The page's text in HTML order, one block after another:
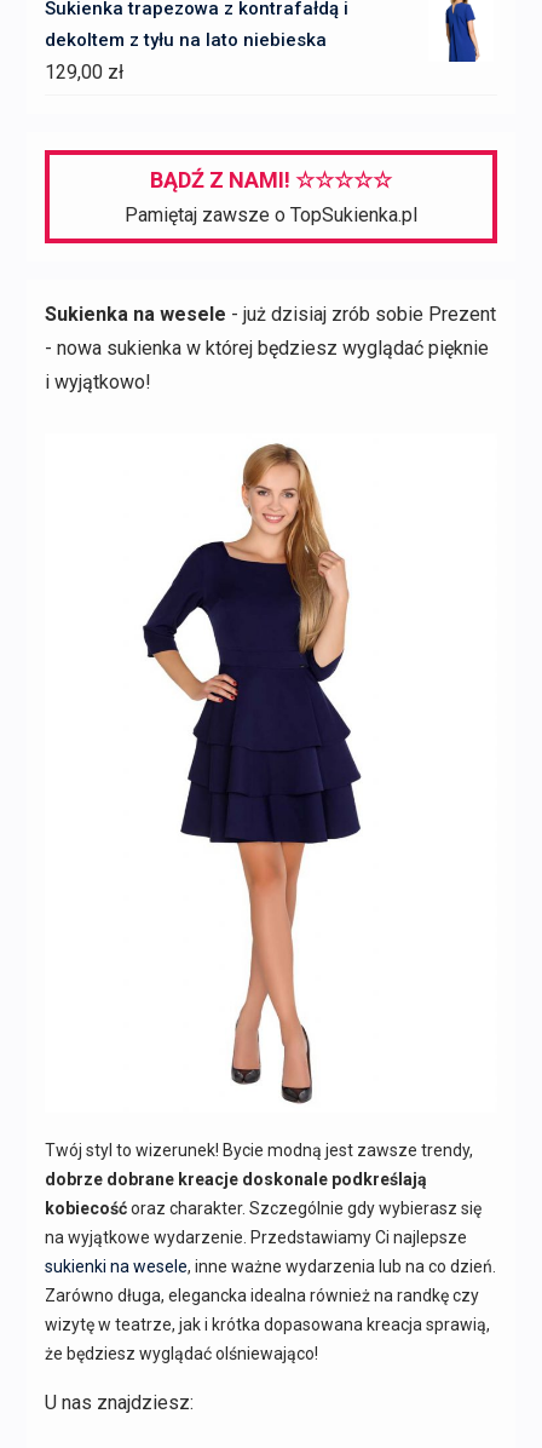
wynosiła:
1599,00 zł.
Sukienka trapezowa z kontrafałdą i
dekoltem z tyłu na lato niebieska
129,00 zł
BĄDŹ Z NAMI! ☆☆☆☆☆
Pamiętaj zawsze o TopSukienka.pl
Sukienka na wesele - już dzisiaj zrób sobie Prezent
- nowa sukienka w której będziesz wyglądać pięknie
i wyjątkowo!
Twój styl to wizerunek! Bycie modną jest zawsze trendy,
dobrze dobrane kreacje doskonale podkreślają
kobiecośćoraz charakter. Szczególnie gdy wybierasz się
na wyjątkowe wydarzenie. Przedstawiamy Ci najlepsze
sukienki na wesele, inne ważne wydarzenia lub na co dzień.
Zarówno długa, elegancka idealna również na randkę czy
wizytę w teatrze, jak i krótka dopasowana kreacja sprawią,
że będziesz wyglądać olśniewająco!
U nas znajdziesz: